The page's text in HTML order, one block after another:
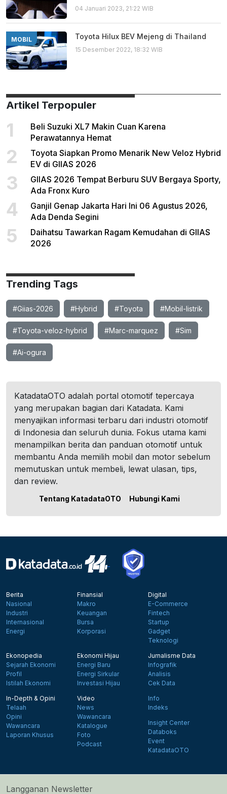
04 Januari 2023, 21:22 WIB
MOBIL Toyota Hilux BEV Mejeng di Thailand
15 Desember 2022, 18:32 WIB
Artikel Terpopuler
1
Beli Suzuki XL7 Makin Cuan Karena
Perawatannya Hemat
2
Toyota Siapkan Promo Menarik New Veloz Hybrid
EV di GIIAS 2026
3
GIIAS 2026 Tempat Berburu SUV Bergaya Sporty,
Ada Fronx Kuro
4
Ganjil Genap Jakarta Hari Ini 06 Agustus 2026,
Ada Denda Segini
5
Daihatsu Tawarkan Ragam Kemudahan di GIIAS
2026
Trending Tags
#Giias-2026 #Hybrid #Toyota #Mobil-listrik
#Toyota-veloz-hybrid #Marc-marquez #Sim
#Ai-ogura
KatadataOTO adalah portal otomotif tepercaya
yang merupakan bagian dari Katadata. Kami
menyajikan informasi terbaru dari industri otomotif
di Indonesia dan seluruh dunia. Fokus utama kami
menampilkan berita dan panduan otomotif untuk
membantu Anda memilih mobil dan motor sebelum
memutuskan untuk membeli, lewat ulasan, tips,
dan review.
Tentang KatadataOTO Hubungi Kami
Berita
Nasional
Industri
Internasional
Energi
Finansial
Makro
Keuangan
Bursa
Korporasi
Digital
E-Commerce
Fintech
Startup
Gadget
Teknologi
Ekonopedia
Sejarah Ekonomi
Profil
Istilah Ekonomi
Ekonomi Hijau
Energi Baru
Energi Sirkular
Investasi Hijau
Jurnalisme Data
Infografik
Analisis
Cek Data
In-Depth & Opini
Telaah
Opini
Wawancara
Laporan Khusus
Video
News
Wawancara
Katalogue
Foto
Podcast
Info
Indeks
Insight Center
Databoks
Event
KatadataOTO
Langganan Newsletter